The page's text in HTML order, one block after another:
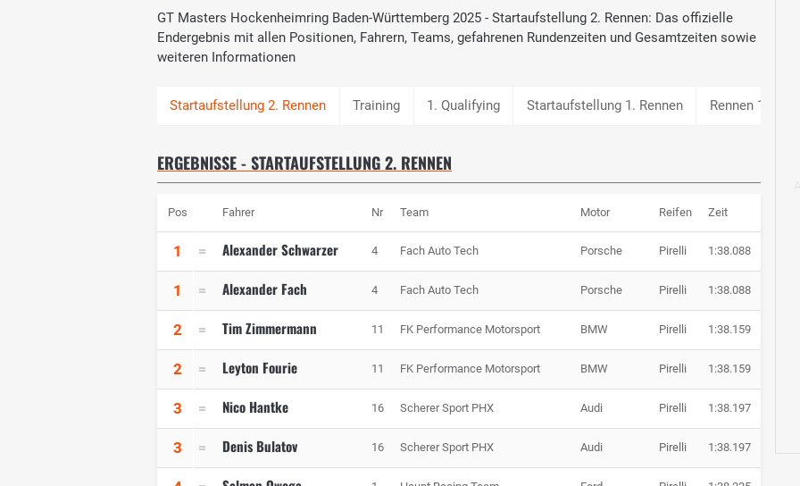
GT Masters Hockenheimring Baden-Württemberg 2025 - Startaufstellung 2. Rennen: Das offizielle
Endergebnis mit allen Positionen, Fahrern, Teams, gefahrenen Rundenzeiten und Gesamtzeiten sowie
weiteren Informationen
Training 1. Qualifying Startaufstellung 1. Rennen Rennen 1
ERGEBNISSE - STARTAUFSTELLUNG 2. RENNEN
Pos Fahrer Nr Team Motor Reifen Zeit
1 Alexander Schwarzer 4 Fach Auto Tech Porsche Pirelli 1:38.088
1 Alexander Fach 4 Fach Auto Tech Porsche Pirelli 1:38.088
2 Tim Zimmermann 11 FK Performance Motorsport BMW Pirelli 1:38.159
2 Leyton Fourie 11 FK Performance Motorsport BMW Pirelli 1:38.159
3 Nico Hantke 16 Scherer Sport PHX Audi Pirelli 1:38.197
3 Denis Bulatov 16 Scherer Sport PHX Audi Pirelli 1:38.197